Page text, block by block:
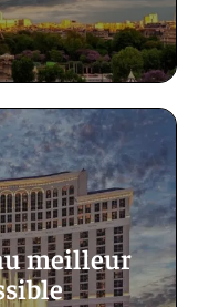
meilleur